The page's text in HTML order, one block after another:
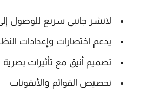
لانشر جانبي سريع للوصول
يدعم اختصارات وإعدادات
تصميم أنيق مع تأثيرات بصرية
تخصيص القوائم والأيقونات